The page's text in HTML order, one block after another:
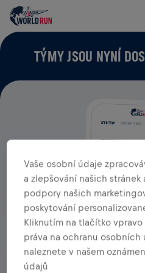
TÝMY JSOU NYNÍ
Vaše osobní údaje
a zlepšování našich stránek
podpory našich
poskytování
Kliknutím na tlačítko
práva na ochranu osobních
naleznete v našem
údajů